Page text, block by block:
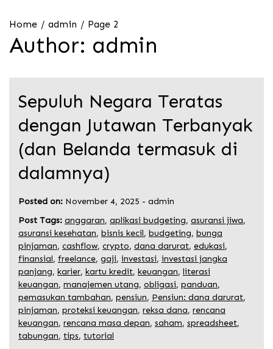
Home admin Page 2
Author: admin
Sepuluh Negara Teratas
dengan Jutawan Terbanyak
(dan Belanda termasuk di
dalamnya)
Posted on: November 4, 2025 - admin
Post Tags: anggaran, aplikasi budgeting, asuransi jiwa,
asuransi kesehatan, bisnis kecil, budgeting, bunga
pinjaman, cashflow, crypto, dana darurat, edukasi,
finansial, freelance, gaji, investasi, investasi jangka
panjang, karier, kartu kredit, keuangan, literasi
keuangan, manajemen utang, obligasi, panduan,
pemasukan tambahan, pensiun, Pensiun: dana darurat,
pinjaman, proteksi keuangan, reksa dana, rencana
keuangan, rencana masa depan, saham, spreadsheet,
tabungan, tips, tutorial